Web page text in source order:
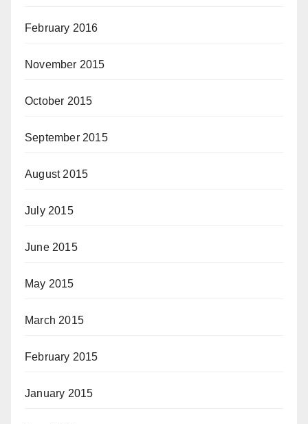
February 2016
November 2015
October 2015
September 2015
August 2015
July 2015
June 2015
May 2015
March 2015
February 2015
January 2015